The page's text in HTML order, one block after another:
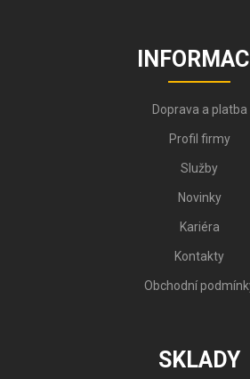
Doprava a platba
Profil firmy
Služby
Novinky
Kariéra
Kontakty
Obchodní
SKLADY